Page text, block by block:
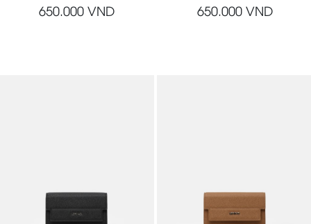
650.000VND
650.000VND